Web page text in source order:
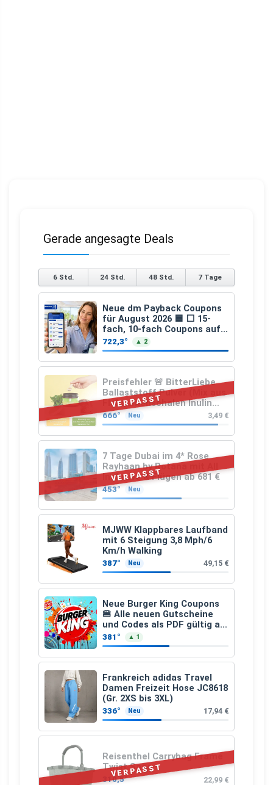
Gerade angesagte Deals
6 Std. 24 Std. 48 Std. 7 Tage
Neue dm Payback Coupons
für August 2026 🟦 ⬜ 15-
fach, 10-fach Coupons auf
den gesamten Einkauf ab 2
€
722,3° ▲ 2
VERPASST
Preisfehler 🚨 BitterLiebe
Ballaststoff Pulver (Mix aus
Flohsamenschalen Inulin
(Präbiotika) Leinsamen &
Apfelfaser)
666° Neu 3,49 €
VERPASST
7 Tage Dubai im 4* Rose
Rayhaan by Rotana mit All
Inclusive & Flügen ab 681 €
453° Neu
MJWW Klappbares Laufband
mit 6 Steigung 3,8 Mph/6
Km/h Walking
387° Neu 49,15 €
Neue Burger King Coupons
🍔 Alle neuen Gutscheine
und Codes als PDF gültig ab
25.07.2026 bis 04.09.2026
381° ▲ 1
Frankreich adidas Travel
Damen Freizeit Hose JC8618
(Gr. 2XS bis 3XL)
336° Neu 17,94 €
VERPASST
Reisenthel Carrybag Frame
Twist Sage
310,5° 22,99 €